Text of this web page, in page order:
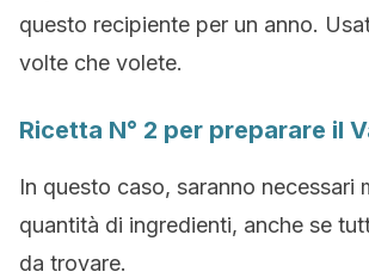
questo recipiente per un anno.
volte che volete.
Ricetta N° 2 per preparare il
In questo caso, saranno necessari
quantità di ingredienti, anche se
da trovare.